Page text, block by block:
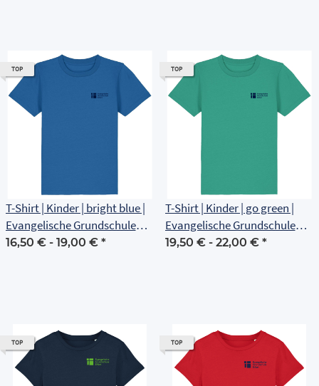
TOP
T-Shirt | Kinder | bright blue |
Evangelische Grundschule
Erfurt
16,50 € - 19,00 € *
TOP
T-Shirt | Kinder | go green |
Evangelische Grundschule
Erfurt
19,50 € - 22,00 € *
TOP TOP